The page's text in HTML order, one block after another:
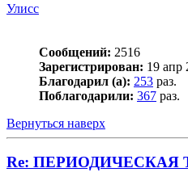
Улисс
Сообщений: 2516
Зарегистрирован: 19 апр
Благодарил (а): 253 раз.
Поблагодарили: 367 раз.
Вернуться наверх
Re: